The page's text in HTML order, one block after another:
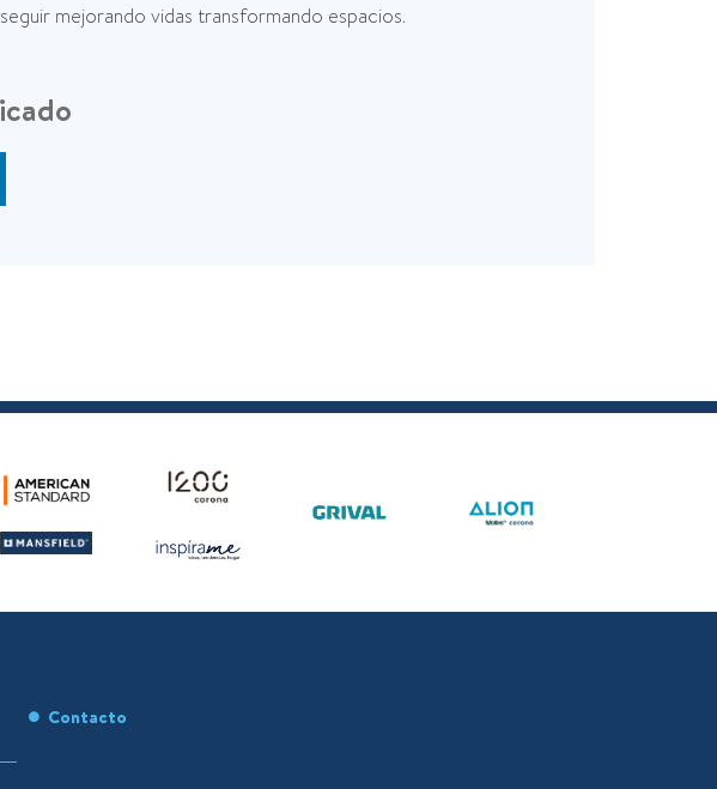
mejorando vidas transformando espacios.
Contacto